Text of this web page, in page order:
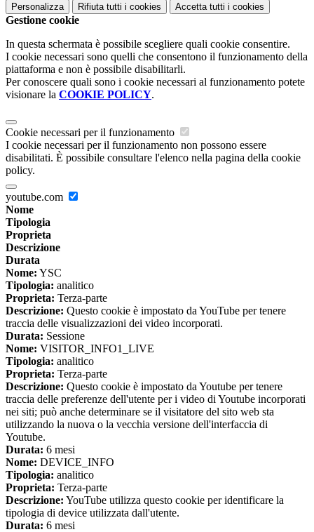
Personalizza Rifiuta tutti i cookies Accetta tutti i cookies
Gestione cookie
In questa schermata è possibile scegliere quali cookie consentire.
I cookie necessari sono quelli che consentono il funzionamento della
piattaforma e non è possibile disabilitarli.
Per conoscere quali sono i cookie necessari al funzionamento potete
visionare la COOKIE POLICY.
Cookie necessari per il funzionamento
I cookie necessari per il funzionamento non possono essere
disabilitati. È possibile consultare l'elenco nella pagina della cookie
policy.
youtube.com
Nome
Tipologia
Proprieta
Descrizione
Durata
Nome: YSC
Tipologia: analitico
Proprieta: Terza-parte
Descrizione: Questo cookie è impostato da YouTube per tenere
traccia delle visualizzazioni dei video incorporati.
Durata: Sessione
Nome: VISITOR_INFO1_LIVE
Tipologia: analitico
Proprieta: Terza-parte
Descrizione: Questo cookie è impostato da Youtube per tenere
traccia delle preferenze dell'utente per i video di Youtube incorporati
nei siti; può anche determinare se il visitatore del sito web sta
utilizzando la nuova o la vecchia versione dell'interfaccia di
Youtube.
Durata: 6 mesi
Nome: DEVICE_INFO
Tipologia: analitico
Proprieta: Terza-parte
Descrizione: YouTube utilizza questo cookie per identificare la
tipologia di device utilizzata dall'utente.
Durata: 6 mesi